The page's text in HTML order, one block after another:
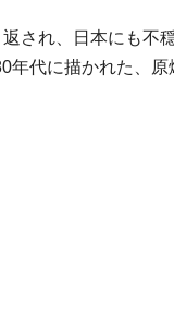
され、日本にも不
年代に描かれた、